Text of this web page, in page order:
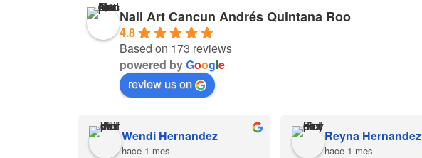
Nail Art Cancun Andrés Quintana Roo
4.8
Based on 173 reviews
powered byGoogle
review us on
Wendi Hernandez
hace 1 mes
Reyna Hernandez
hace 1 mes